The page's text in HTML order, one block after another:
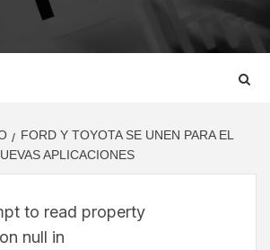
FORD Y TOYOTA SE UNEN PARA EL
APLICACIONES
to read property
null in